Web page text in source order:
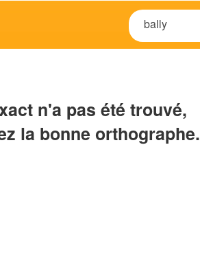
n'a pas été trouvé,
la bonne orthographe.